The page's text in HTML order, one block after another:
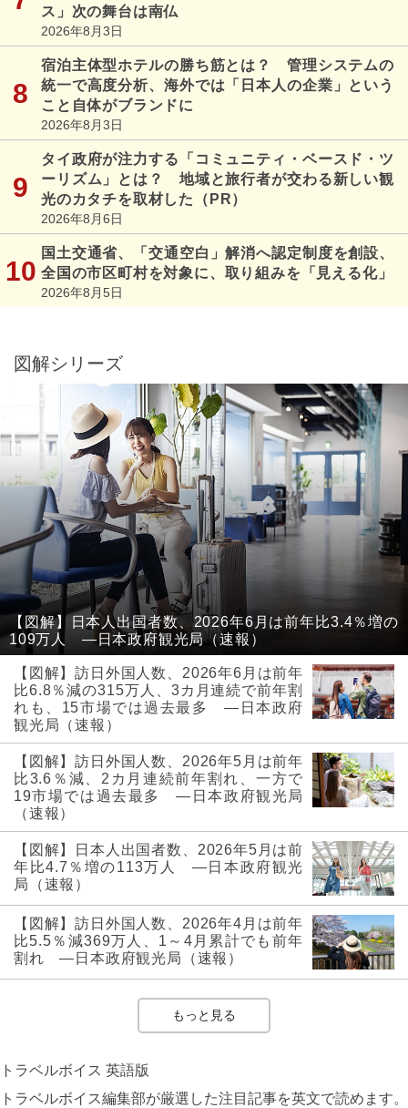
ス」次の舞台は南仏
2026年8月3日
宿泊主体型ホテルの勝ち筋とは？ 管理システムの
統一で高度分析、海外では「日本人の企業」という
こと自体がブランドに
2026年8月3日
タイ政府が注力する「コミュニティ・ベースド・ツ
ーリズム」とは？ 地域と旅行者が交わる新しい観
光のカタチを取材した（PR）
2026年8月6日
国土交通省、「交通空白」解消へ認定制度を創設、
全国の市区町村を対象に、取り組みを「見える化」
2026年8月5日
図解シリーズ
【図解】日本人出国者数、2026年6月は前年比3.4％増の
109万人 ―日本政府観光局（速報）
【図解】訪日外国人数、2026年6月は前年
比6.8％減の315万人、3カ月連続で前年割
れも、15市場では過去最多 ―日本政府
観光局（速報）
【図解】訪日外国人数、2026年5月は前年
比3.6％減、2カ月連続前年割れ、一方で
19市場では過去最多 ―日本政府観光局
（速報）
【図解】日本人出国者数、2026年5月は前
年比4.7％増の113万人 ―日本政府観光
局（速報）
【図解】訪日外国人数、2026年4月は前年
比5.5％減369万人、1～4月累計でも前年
割れ ―日本政府観光局（速報）
もっと見る
トラベルボイス 英語版
トラベルボイス編集部が厳選した注目記事を英文で読めます。